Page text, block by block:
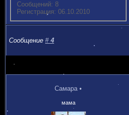
Сообщений: 8
Регистрация: 06.10.2010
Сообщение # 4
Самара •
мама